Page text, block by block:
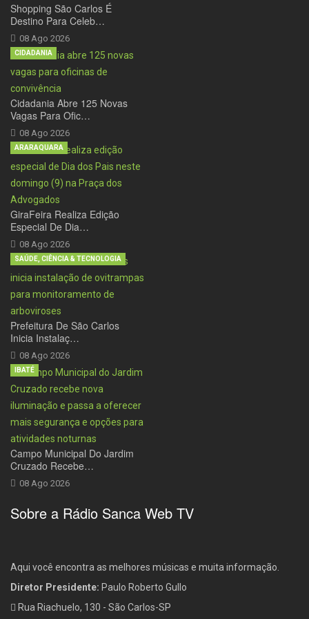
Shopping São Carlos É
Destino Para Celeb…
08 Ago 2026
Cidadania Abre 125 Novas
Vagas Para Ofic…
08 Ago 2026
CIDADANIA
GiraFeira Realiza Edição
Especial De Dia…
08 Ago 2026
ARARAQUARA
Prefeitura De São Carlos
Inicia Instalaç…
08 Ago 2026
SAÚDE, CIÊNCIA & TECNOLOGIA
Campo Municipal Do Jardim
Cruzado Recebe…
08 Ago 2026
IBATÉ
Sobre a Rádio Sanca Web TV
Aqui você encontra as melhores músicas e muita informação.
Diretor Presidente: Paulo Roberto Gullo
Rua Riachuelo, 130 - São Carlos-SP